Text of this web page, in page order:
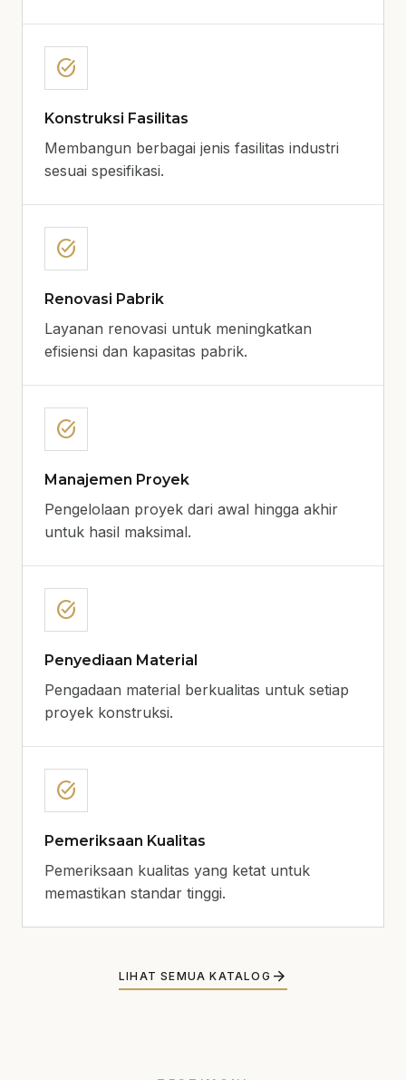
task_alt
Konstruksi Fasilitas
Membangun berbagai jenis fasilitas industri
sesuai spesifikasi.
task_alt
Renovasi Pabrik
Layanan renovasi untuk meningkatkan
efisiensi dan kapasitas pabrik.
task_alt
Manajemen Proyek
Pengelolaan proyek dari awal hingga akhir
untuk hasil maksimal.
task_alt
Penyediaan Material
Pengadaan material berkualitas untuk setiap
proyek konstruksi.
task_alt
Pemeriksaan Kualitas
Pemeriksaan kualitas yang ketat untuk
memastikan standar tinggi.
LIHAT SEMUA KATALOG arrow_forward